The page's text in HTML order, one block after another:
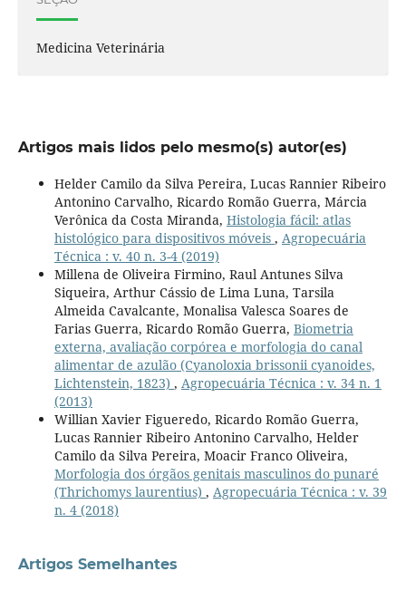
Medicina Veterinária
Artigos mais lidos pelo mesmo(s) autor(es)
Helder Camilo da Silva Pereira, Lucas Rannier Ribeiro
Antonino Carvalho, Ricardo Romão Guerra, Márcia
Verônica da Costa Miranda, Histologia fácil: atlas
histológico para dispositivos móveis , Agropecuária
Técnica : v. 40 n. 3-4 (2019)
Millena de Oliveira Firmino, Raul Antunes Silva
Siqueira, Arthur Cássio de Lima Luna, Tarsila
Almeida Cavalcante, Monalisa Valesca Soares de
Farias Guerra, Ricardo Romão Guerra, Biometria
externa, avaliação corpórea e morfologia do canal
alimentar de azulão (Cyanoloxia brissonii cyanoides,
Lichtenstein, 1823) , Agropecuária Técnica : v. 34 n. 1
(2013)
Willian Xavier Figueredo, Ricardo Romão Guerra,
Lucas Rannier Ribeiro Antonino Carvalho, Helder
Camilo da Silva Pereira, Moacir Franco Oliveira,
Morfologia dos órgãos genitais masculinos do punaré
(Thrichomys laurentius) , Agropecuária Técnica : v. 39
n. 4 (2018)
Artigos Semelhantes